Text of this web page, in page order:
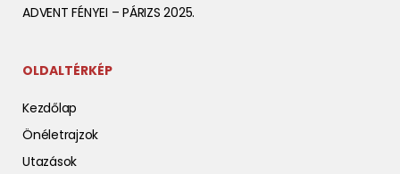
ADVENT FÉNYEI – PÁRIZS 2025.
OLDALTÉRKÉP
Kezdőlap
Önéletrajzok
Utazások